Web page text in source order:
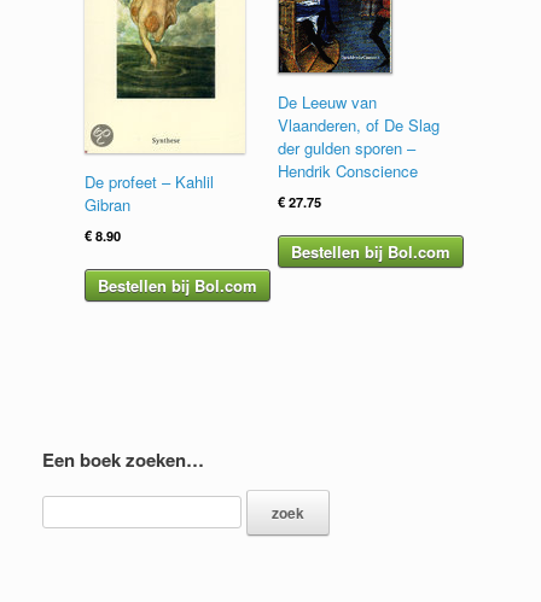
De profeet – Kahlil
Gibran
€8.90
Bestellen bij Bol.com
De Leeuw van
Vlaanderen, of De Slag
der gulden sporen –
Hendrik Conscience
€27.75
Bestellen bij Bol.com
Een boek zoeken…